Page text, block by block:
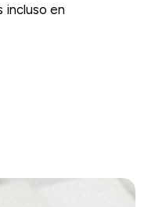
en